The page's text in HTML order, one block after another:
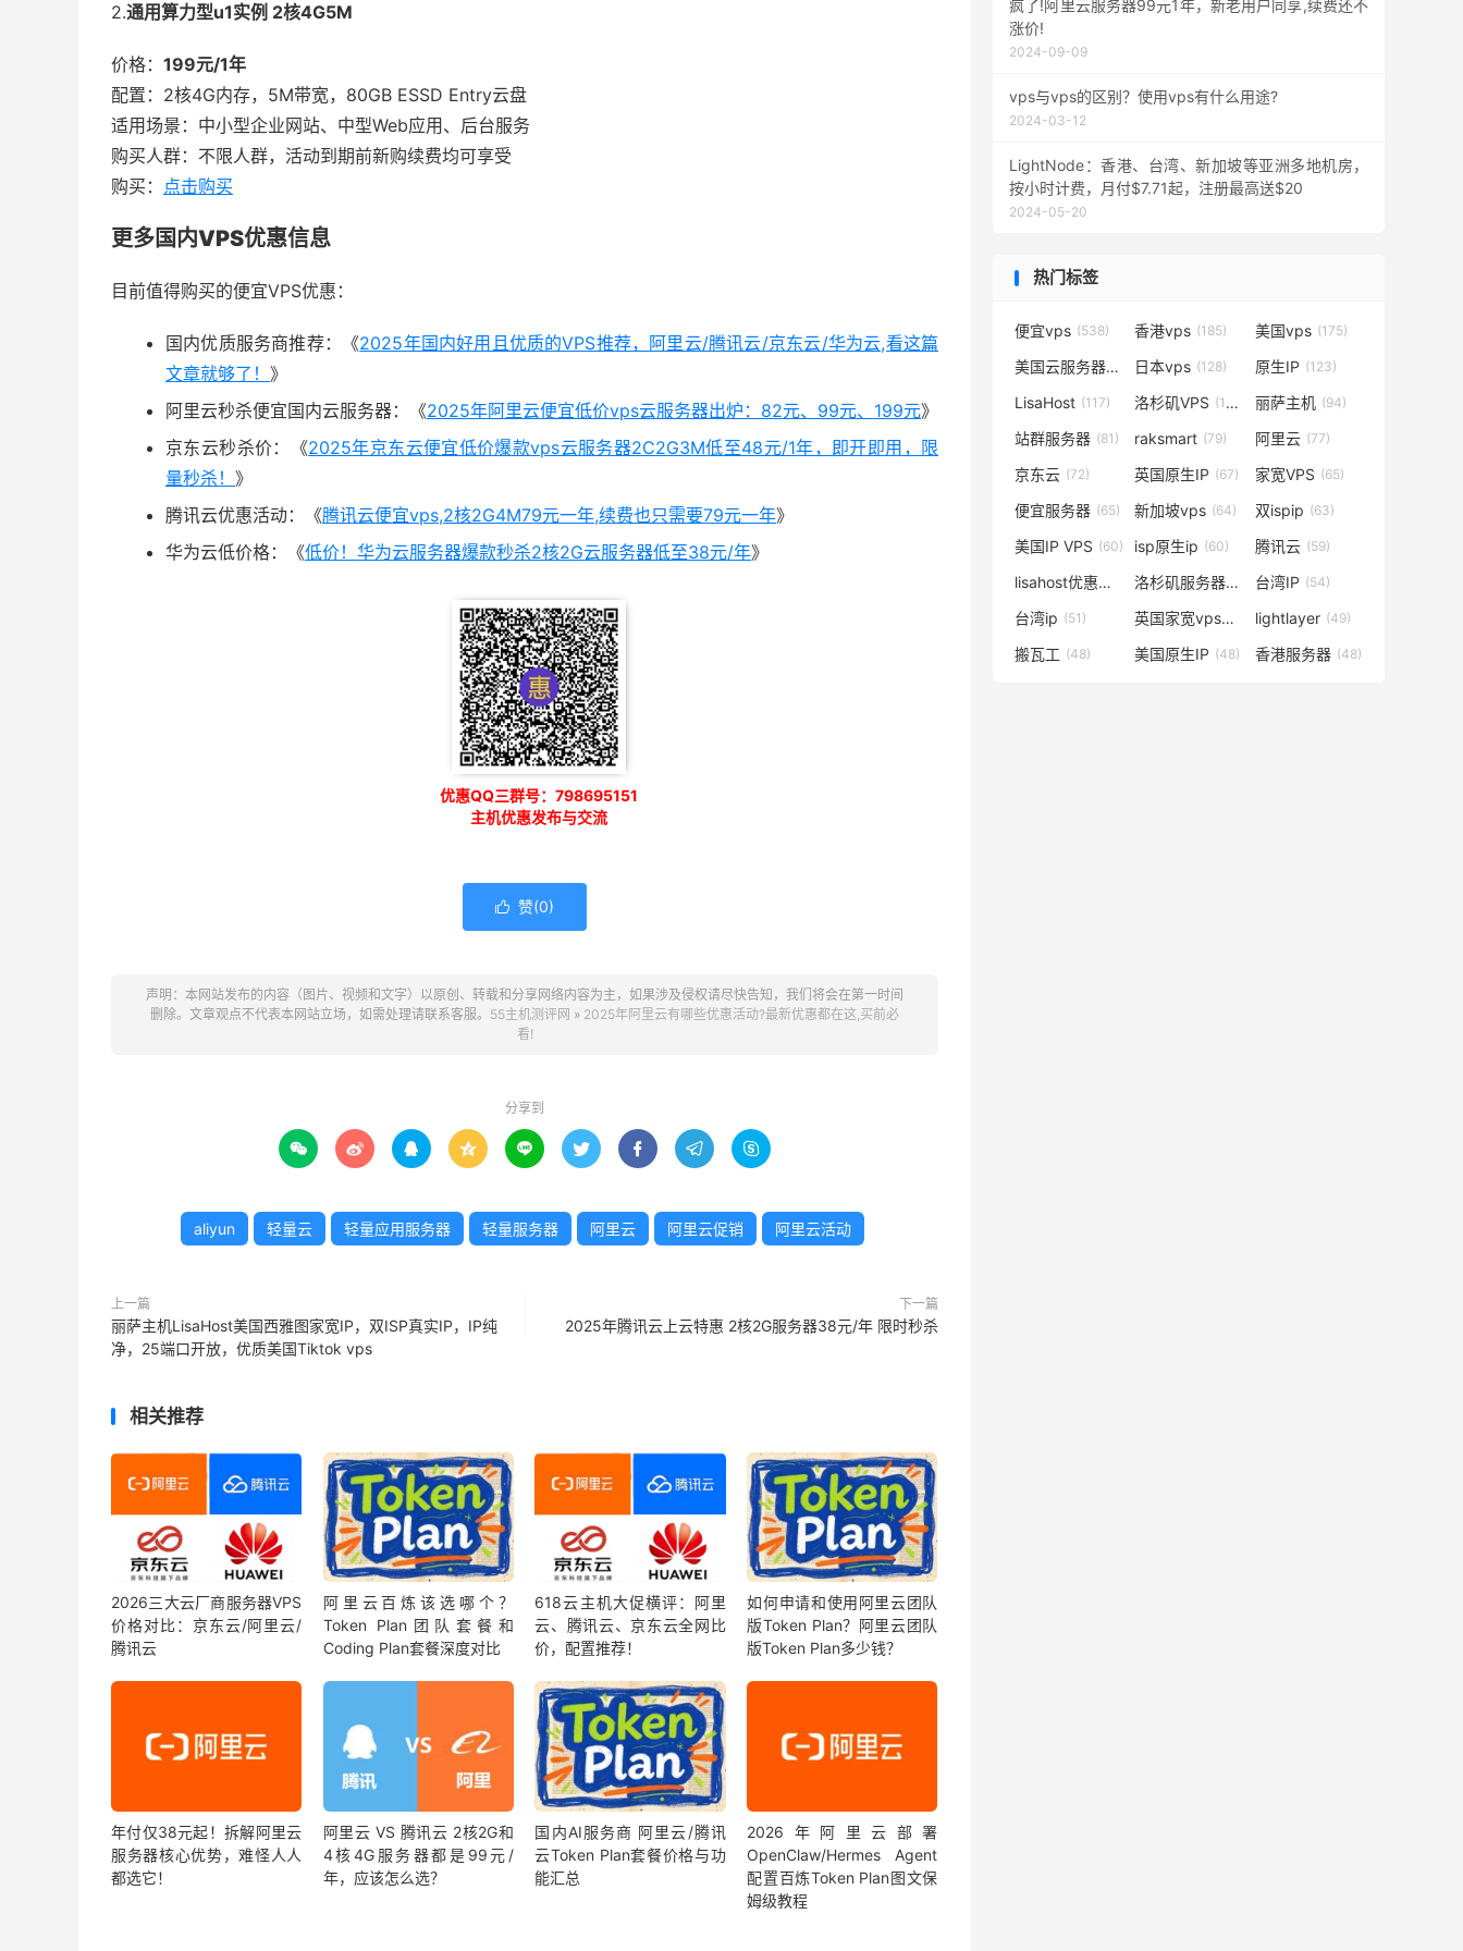
2.通用算力型u1实例 2核4G5M
价格： 199元/1年
配置：2核4G内存，5M带宽，80GB ESSD Entry云盘
适用场景：中小型企业网站、中型Web应用、后台服务
购买人群：不限人群，活动到期前新购续费均可享受
购买： 点击购买
更多国内VPS优惠信息
目前值得购买的便宜VPS优惠：
国内优质服务商推荐：《2025年国内好用且优质的VPS推荐，阿里云/腾讯云/京东云/华为云,看这篇
文章就够了！ 》
阿里云秒杀便宜国内云服务器：《2025年阿里云便宜低价vps云服务器出炉：82元、99元、199元》
京东云秒杀价：《2025年京东云便宜低价爆款vps云服务器2C2G3M低至48元/1年，即开即用，限
量秒杀！ 》
腾讯云优惠活动：《腾讯云便宜vps,2核2G4M79元一年,续费也只需要79元一年》
华为云低价格：《低价！华为云服务器爆款秒杀2核2G云服务器低至38元/年》
优惠QQ三群号：798695151
主机优惠发布与交流
 赞(0)
声明：本网站发布的内容（图片、视频和文字）以原创、转载和分享网络内容为主，如果涉及侵权请尽快告知，我们将会在第一时间
删除。文章观点不代表本网站立场，如需处理请联系客服。 55主机测评网 » 2025年阿里云有哪些优惠活动?最新优惠都在这,买前必
看!
分享到
        
aliyun 轻量云 轻量应用服务器 轻量服务器 阿里云 阿里云促销 阿里云活动
上一篇
丽萨主机LisaHost美国西雅图家宽IP，双ISP真实IP，IP纯
净，25端口开放，优质美国Tiktok vps
下一篇
2025年腾讯云上云特惠 2核2G服务器38元/年 限时秒杀
相关推荐
2026三大云厂商服务器VPS
价格对比：京东云/阿里云/
腾讯云
阿里云百炼该选哪个？
Token Plan团队套餐和
Coding Plan套餐深度对比
618云主机大促横评：阿里
云、腾讯云、京东云全网比
价，配置推荐！
如何申请和使用阿里云团队
版Token Plan？阿里云团队
版Token Plan多少钱？
年付仅38元起！拆解阿里云
服务器核心优势，难怪人人
都选它！
阿里云 VS 腾讯云 2核2G和
4核4G服务器都是99元/
年，应该怎么选？
国内AI服务商 阿里云/腾讯
云Token Plan套餐价格与功
能汇总
2026年阿里云部署
OpenClaw/Hermes Agent
配置百炼Token Plan图文保
姆级教程
疯了!阿里云服务器99元1年，新老用户同享,续费还不
涨价!
2024-09-09
vps与vps的区别？使用vps有什么用途?
2024-03-12
LightNode：香港、台湾、新加坡等亚洲多地机房，
按小时计费，月付$7.71起，注册最高送$20
2024-05-20
热门标签
便宜vps (538) 香港vps (185) 美国vps (175)
美国云服务器(138)日本vps (128) 原生IP (123)
LisaHost (117) 洛杉矶VPS (102) 丽萨主机 (94)
站群服务器 (81) raksmart (79) 阿里云 (77)
京东云 (72) 英国原生IP (67) 家宽VPS (65)
便宜服务器 (65) 新加坡vps (64) 双ispip (63)
美国IP VPS (60) isp原生ip (60) 腾讯云 (59)
lisahost优惠码 (59) 洛杉矶服务器(57) 台湾IP (54)
台湾ip (51) 英国家宽vps(50) lightlayer (49)
搬瓦工 (48) 美国原生IP (48) 香港服务器 (48)